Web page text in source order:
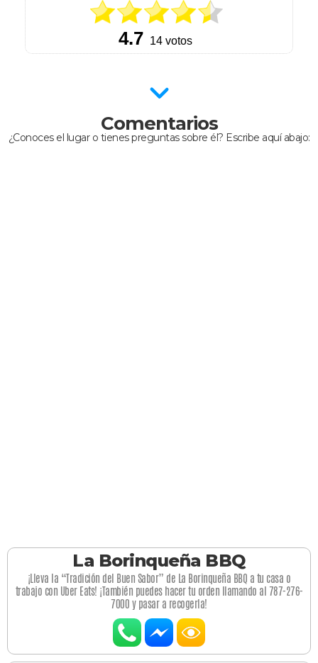
Comentarios
¿Conoces el lugar o tienes preguntas sobre él? Escribe aquí abajo:
La Borinqueña BBQ
¡Lleva la “Tradición del Buen Sabor” de La Borinqueña BBQ a tu casa o
trabajo con Uber Eats! ¡También puedes hacer tu orden llamando al 787-276-
7000 y pasar a recogerla!